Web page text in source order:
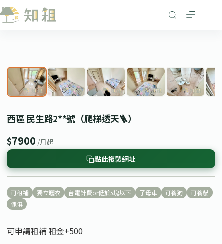
跳
至
西區 民生路2**號（爬梯透天🪜）
$7900 /月起
點此複製網址
可租補 獨立曬衣 台電計費or低於5塊以下 子母車 可養狗
可養貓
傢俱
可申請租補 租金+500